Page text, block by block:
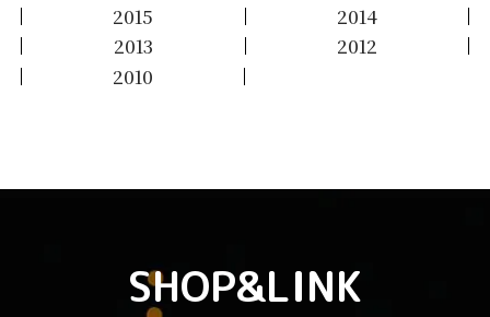
2015
2014
2013
2012
2010
SHOP&LINK